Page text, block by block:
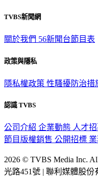
TVBS新聞網
關於我們 56新聞台節目表
政策與隱私
隱私權政策 性騷擾防治措
認識 TVBS
公司介紹 企業動態 人才
節目版權銷售 公開招標
2026 © TVBS Media Inc.
光路451號 | 聯利媒體股份